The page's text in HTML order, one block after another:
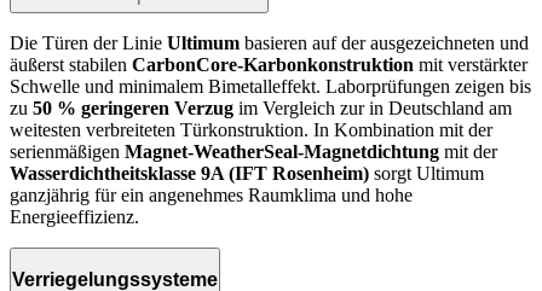
Die Türen der Linie Ultimum basieren auf der ausgezeichneten und
äußerst stabilen CarbonCore-Karbonkonstruktion mit verstärkter
Schwelle und minimalem Bimetalleffekt. Laborprüfungen zeigen bis
zu 50 % geringeren Verzug im Vergleich zur in Deutschland am
weitesten verbreiteten Tür­konstruktion. In Kombination mit der
serienmäßigen Magnet-WeatherSeal-Magnetdichtung mit der
Wasserdichtheitsklasse 9A (IFT Rosenheim) sorgt Ultimum
ganzjährig für ein angenehmes Raumklima und hohe
Energieeffizienz.
Verriegelungssysteme